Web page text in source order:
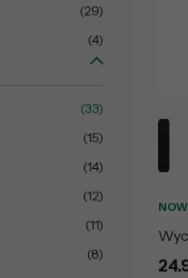
(29)
(4)
(33)
(15)
(14)
(12)
(11)
(8)